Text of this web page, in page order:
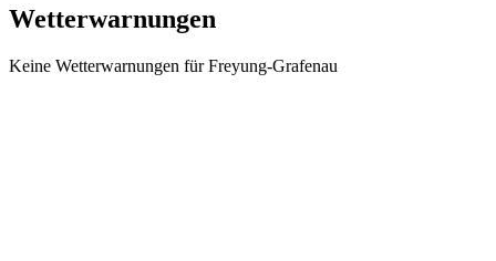
Wetterwarnungen
Keine Wetterwarnungen für Freyung-Grafenau